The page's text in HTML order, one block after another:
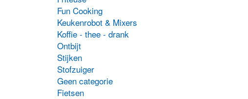
Fun Cooking
Keukenrobot & Mixers
Koffie - thee - drank
Ontbijt
Stijken
Stofzuiger
Geen categorie
Fietsen